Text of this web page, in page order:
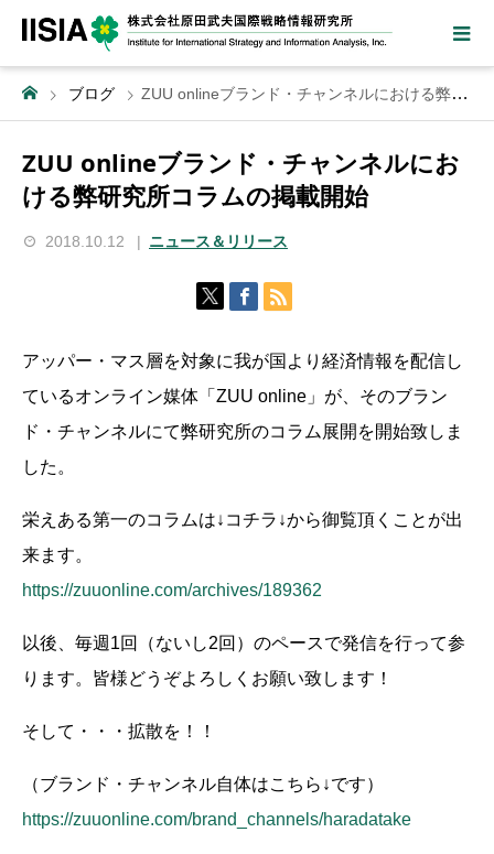
ブログ ZUU onlineブランド・チャンネルにおける弊研究所コラムの掲載開始
ZUU onlineブランド・チャンネルにお
ける弊研究所コラムの掲載開始
2018.10.12 ニュース＆リリース
アッパー・マス層を対象に我が国より経済情報を配信し
ているオンライン媒体「ZUU online」が、そのブラン
ド・チャンネルにて弊研究所のコラム展開を開始致しま
した。
栄えある第一のコラムは↓コチラ↓から御覧頂くことが出
来ます。
https://zuuonline.com/archives/189362
以後、毎週1回（ないし2回）のペースで発信を行って参
ります。皆様どうぞよろしくお願い致します！
そして・・・拡散を！！
（ブランド・チャンネル自体はこちら↓です）
https://zuuonline.com/brand_channels/haradatake